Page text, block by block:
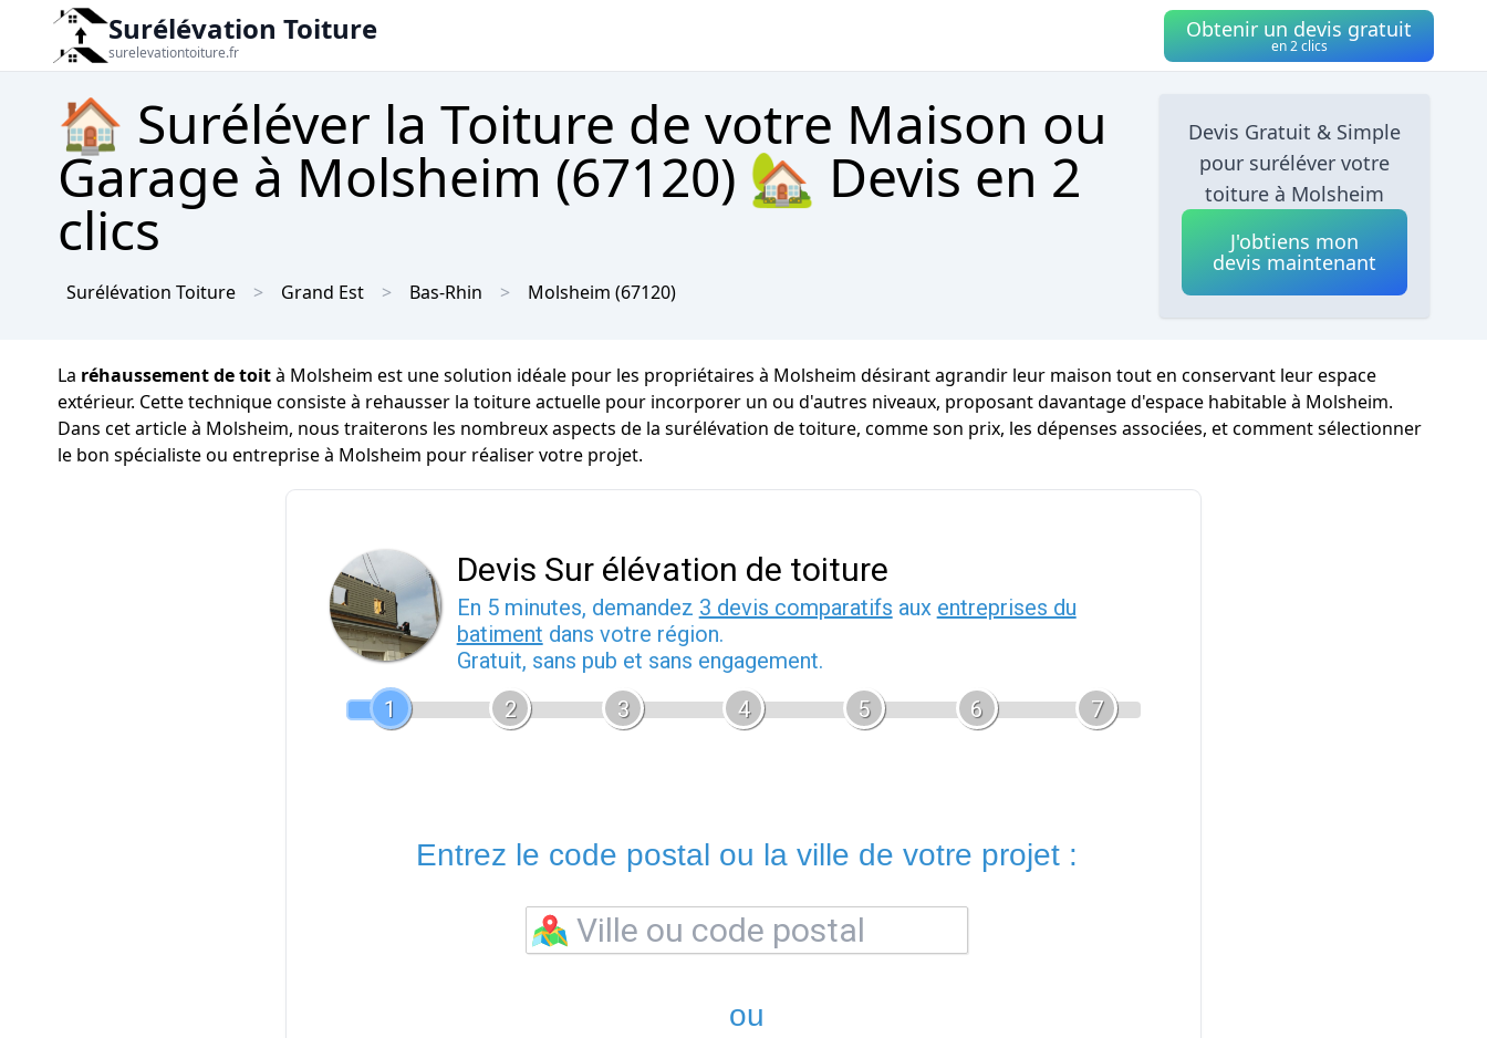
Surélévation Toiture
surelevationtoiture.fr
Obtenir un devis gratuit
en 2 clics
🏠 Suréléver la Toiture de votre Maison ou
Garage à Molsheim (67120) 🏡 Devis en 2
clics
Surélévation Toiture Grand Est Bas-Rhin Molsheim (67120)
Devis Gratuit & Simple
pour suréléver votre
toiture à Molsheim
J'obtiens mon
devis maintenant
La réhaussement de toità Molsheim est une solution idéale pour les propriétaires à Molsheim désirant agrandir leur maison tout en conservant leur espace
extérieur. Cette technique consiste à rehausser la toiture actuelle pour incorporer un ou d'autres niveaux, proposant davantage d'espace habitable à Molsheim.
Dans cet article à Molsheim, nous traiterons les nombreux aspects de la surélévation de toiture, comme son prix, les dépenses associées, et comment sélectionner
le bon spécialiste ou entreprise à Molsheim pour réaliser votre projet.
Devis Sur élévation de toiture
En 5 minutes, demandez 3 devis comparatifs aux entreprises du
batiment dans votre région.
Gratuit, sans pub et sans engagement.
1
2 3 4 5 6 7
Entrez le code postal ou la ville de votre projet :
ou